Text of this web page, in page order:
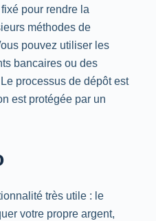
pour rendre la
méthodes de
pouvez utiliser les
bancaires ou des
processus de dépôt est
est protégée par un
très utile : le
votre propre argent,